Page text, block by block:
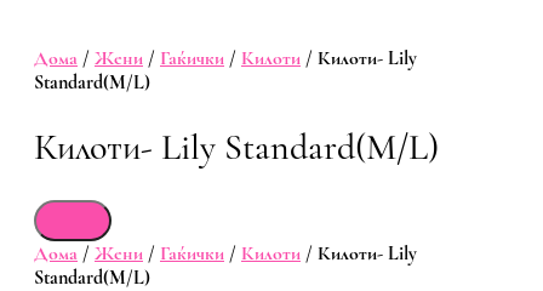
Дома / Жени / Гаќички / Килоти / Килоти- Lily
Standard(M/L)
Килоти- Lily Standard(M/L)
Дома / Жени / Гаќички / Килоти / Килоти- Lily
Standard(M/L)